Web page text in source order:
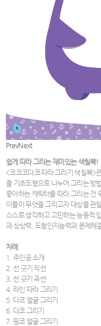
PrevNext
쉽게 따라 그리는 재미있는 색칠북!
<코코코다코 따라 그리기 색칠북>
을 기초도형으로 나누어 그리는 방
좋아하는 캐릭터를 따라 그리는 건
이들이 무엇을 그리고자 대상을 관
스스로 생각하고 고민하는 능동적
과 상상력, 도형인지능력과 문제해
차례
1. 주인공 소개
2. 선 긋기 직선
3. 선 긋기 곡선
4. 라인 따라 그리기
5. 다코 얼굴 그리기
6. 다코 그리기
7. 핑코 얼굴 그리기